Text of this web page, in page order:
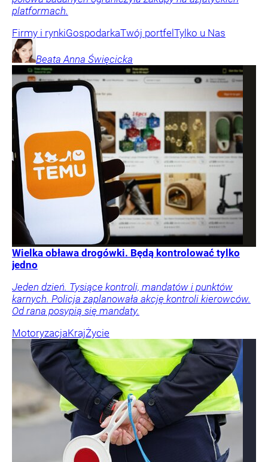
platformach.
Firmy i rynkiGospodarkaTwój portfelTylko u Nas
Beata Anna Święcicka
Wielka obława drogówki. Będą kontrolować tylko
jedno
Jeden dzień. Tysiące kontroli, mandatów i punktów
karnych. Policja zaplanowała akcję kontroli kierowców.
Od rana posypią się mandaty.
MotoryzacjaKrajŻycie